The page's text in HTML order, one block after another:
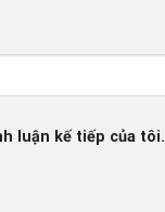
luận kế tiếp của tôi.